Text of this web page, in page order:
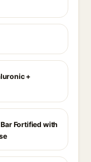
+
Fortified with